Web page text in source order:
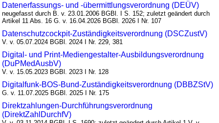
Datenerfassungs- und -übermittlungsverordnung (DEÜV)
neugefasst durch B. v. 23.01.2006 BGBl. I S. 152; zuletzt geändert durch
Artikel 11 Abs. 16 G. v. 16.04.2026 BGBl. 2026 I Nr. 107
Datenschutzcockpit-Zuständigkeitsverordnung (DSCZustV)
V. v. 05.07.2024 BGBl. 2024 I Nr. 229, 381
Digital- und Print-Mediengestalter-Ausbildungsverordnung
(DuPMedAusbV)
V. v. 15.05.2023 BGBl. 2023 I Nr. 128
Digitalfunk-BOS-Bund-Zuständigkeitsverordnung (DBBZStV)
G. v. 11.07.2025 BGBl. 2025 I Nr. 175
Direktzahlungen-Durchführungsverordnung
(DirektZahlDurchfV)